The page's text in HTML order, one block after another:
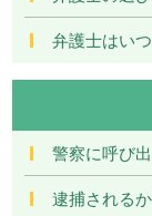
弁護士はい
警察に呼び
逮捕される